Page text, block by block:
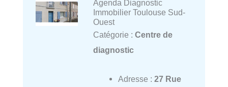
Agenda Diagnostic
Immobilier Toulouse Sud-
Ouest
Catégorie : Centre de
diagnostic
Adresse : 27 Rue